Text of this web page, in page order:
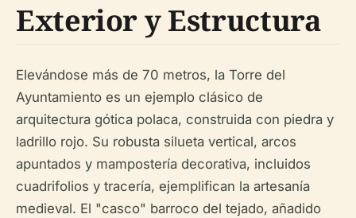
Exterior y Estructura
Elevándose más de 70 metros, la Torre del
Ayuntamiento es un ejemplo clásico de
arquitectura gótica polaca, construida con piedra y
ladrillo rojo. Su robusta silueta vertical, arcos
apuntados y mampostería decorativa, incluidos
cuadrifolios y tracería, ejemplifican la artesanía
medieval. El "casco" barroco del tejado, añadido